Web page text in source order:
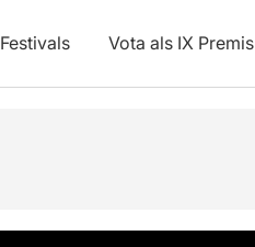
Festivals Vota als IX Premis